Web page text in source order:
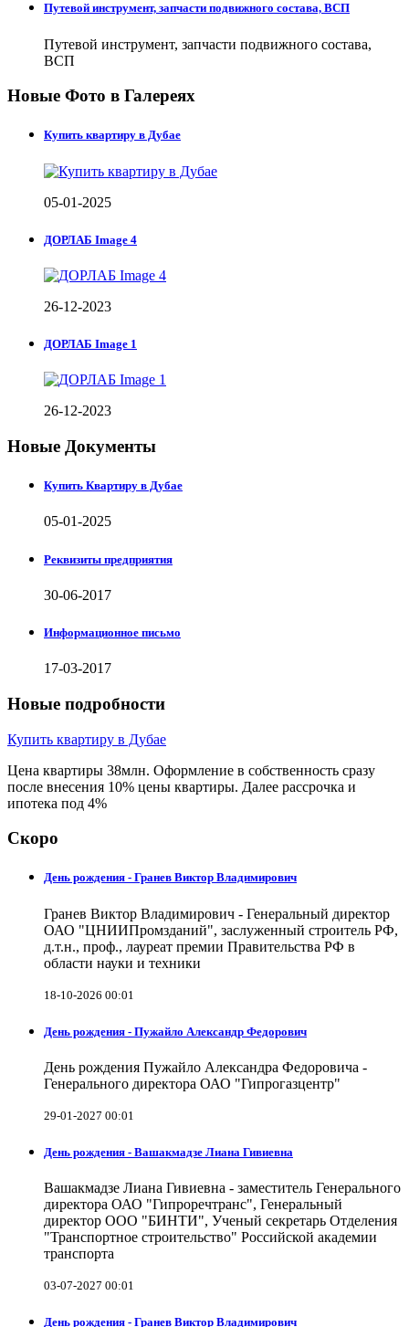
Путевой инструмент, запчасти подвижного состава, ВСП
Путевой инструмент, запчасти подвижного состава,
ВСП
Новые Фото в Галереях
Купить квартиру в Дубае
05-01-2025
ДОРЛАБ Image 4
26-12-2023
ДОРЛАБ Image 1
26-12-2023
Новые Документы
Купить Квартиру в Дубае
05-01-2025
Реквизиты предприятия
30-06-2017
Информационное письмо
17-03-2017
Новые подробности
Купить квартиру в Дубае
Цена квартиры 38млн. Оформление в собственность сразу
после внесения 10% цены квартиры. Далее рассрочка и
ипотека под 4%
Скоро
День рождения - Гранев Виктор Владимирович
Гранев Виктор Владимирович - Генеральный директор
ОАО "ЦНИИПромзданий", заслуженный строитель РФ,
д.т.н., проф., лауреат премии Правительства РФ в
области науки и техники
18-10-2026 00:01
День рождения - Пужайло Александр Федорович
День рождения Пужайло Александра Федоровича -
Генерального директора ОАО "Гипрогазцентр"
29-01-2027 00:01
День рождения - Вашакмадзе Лиана Гивиевна
Вашакмадзе Лиана Гивиевна - заместитель Генерального
директора ОАО "Гипроречтранс", Генеральный
директор ООО "БИНТИ", Ученый секретарь Отделения
"Транспортное строительство" Российской академии
транспорта
03-07-2027 00:01
День рождения - Гранев Виктор Владимирович